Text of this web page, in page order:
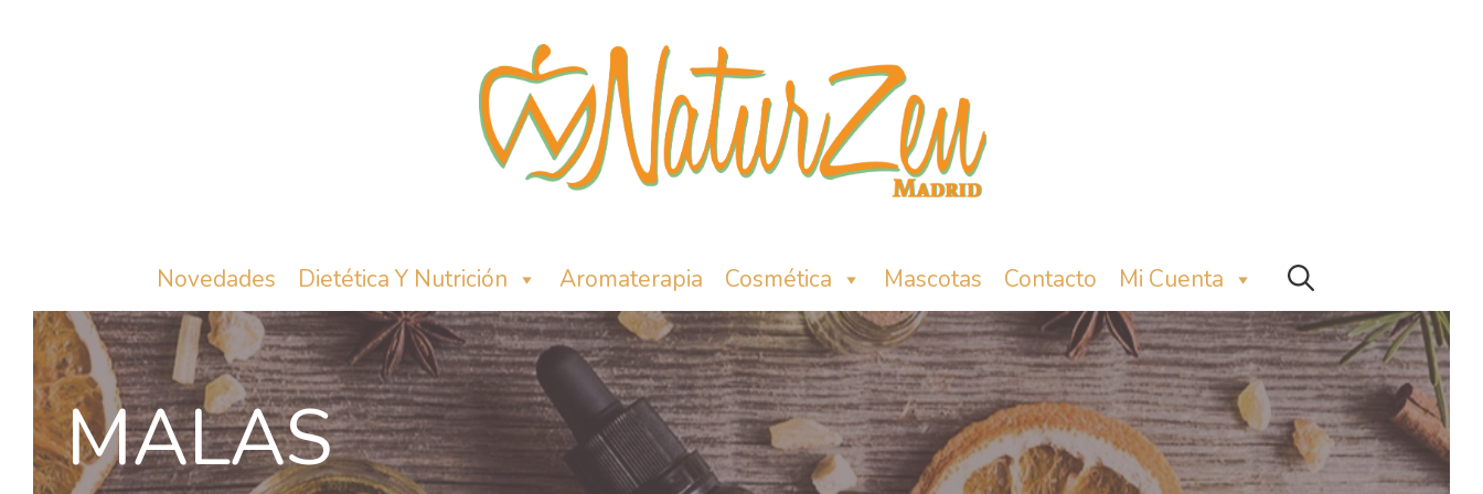
Novedades Dietética Y Nutrición Aromaterapia Cosmética Mascotas Contacto Mi Cuenta
MALAS